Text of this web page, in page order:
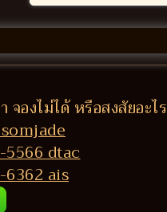
องไม่ได้ หรือสงสัยอะไร
dtac
ais